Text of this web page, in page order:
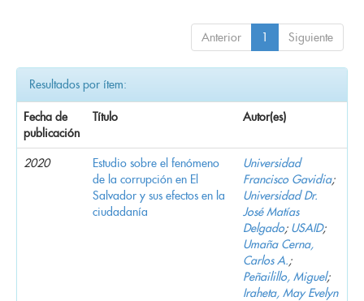
Anterior 1 Siguiente
Resultados por ítem:
Fecha de
publicación
Título Autor(es)
2020
Estudio sobre el fenómeno
de la corrupción en El
Salvador y sus efectos en la
ciudadanía
Universidad
Francisco Gavidia;
Universidad Dr.
José Matías
Delgado; USAID;
Umaña Cerna,
Carlos A.;
Peñailillo, Miguel;
Iraheta, May Evelyn